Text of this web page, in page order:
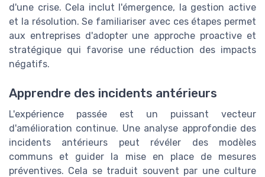
d'une crise. Cela inclut l'émergence, la gestion active
et la résolution. Se familiariser avec ces étapes permet
aux entreprises d'adopter une approche proactive et
stratégique qui favorise une réduction des impacts
négatifs.
Apprendre des incidents antérieurs
L'expérience passée est un puissant vecteur
d'amélioration continue. Une analyse approfondie des
incidents antérieurs peut révéler des modèles
communs et guider la mise en place de mesures
préventives. Cela se traduit souvent par une culture